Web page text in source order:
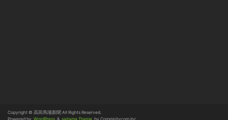
Copyright © 高田馬場新聞 All Rights Reserved.